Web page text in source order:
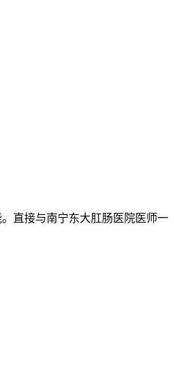
直接与南宁东大肛肠医院医师一